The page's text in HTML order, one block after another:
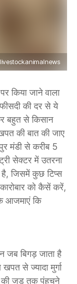
livestockanimalnews
किया जाने वाला
की दर से ये
बहुत से किसान
की बात की जाए
मंडी से करीब 5
सेक्टर में उतरना
जिसमें कुछ टिप्स
को कैसें करें,
आजमाएं कि
जब बिगड़ जाता है
से ज्यादा मुर्गा
की जड़ तक पंहुचने